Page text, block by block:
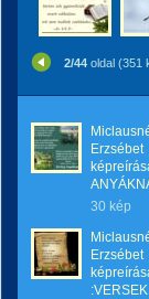
2/44 oldal (351
Erzsébet
30 kép
Erzsébet